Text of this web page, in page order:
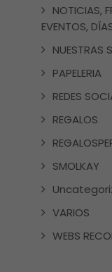
NOTICIAS,
EVENTOS,
NUESTRAS
PAPELERIA
REDES
REGALOS
SMOLKAY
VARIOS
WEBS